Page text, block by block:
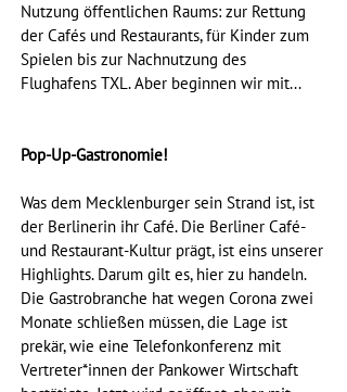
Nutzung öffentlichen Raums: zur Rettung
der Cafés und Restaurants, für Kinder zum
Spielen bis zur Nachnutzung des
Flughafens TXL. Aber beginnen wir mit...
Pop-Up-Gastronomie!
Was dem Mecklenburger sein Strand ist, ist
der Berlinerin ihr Café. Die Berliner Café-
und Restaurant-Kultur prägt, ist eins unserer
Highlights. Darum gilt es, hier zu handeln.
Die Gastrobranche hat wegen Corona zwei
Monate schließen müssen, die Lage ist
prekär, wie eine Telefonkonferenz mit
Vertreter*innen der Pankower Wirtschaft